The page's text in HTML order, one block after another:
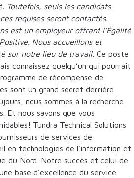
Toutefois, seuls les candidats
requises seront contactés.
est un employeur offrant l’Égalité
Nous accueillons et
sur notre lieu de travail. Ce poste
connaissez quelqu’un qui pourrait
de récompense de
sont un grand secret derrière
nous sommes à la recherche
Et nous savons que vous
Tundra Technical Solutions
de services de
en technologies de l’information et
du Nord. Notre succès et celui de
base d’excellence du service.